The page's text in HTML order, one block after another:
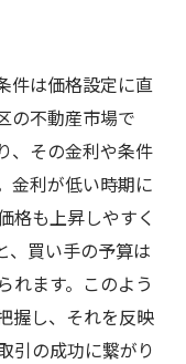
件は価格設定に直
の不動産市場で
、その金利や条件
金利が低い時期に
格も上昇しやすく
、買い手の予算は
れます。このよう
握し、それを反映
引の成功に繋がり